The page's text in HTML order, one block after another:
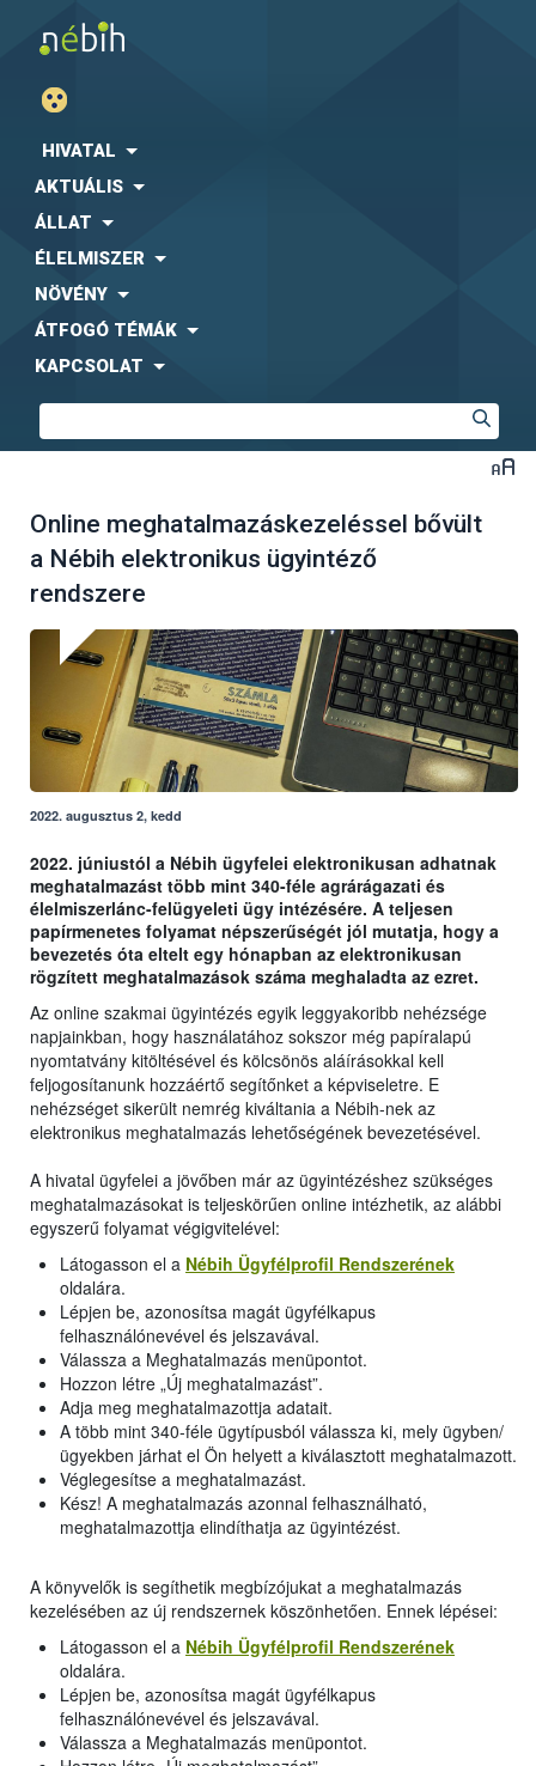
HIVATAL
AKTUÁLIS
ÁLLAT
ÉLELMISZER
NÖVÉNY
ÁTFOGÓ TÉMÁK
KAPCSOLAT
Online meghatalmazáskezeléssel bővült
a Nébih elektronikus ügyintéző
rendszere
2022. augusztus 2, kedd
2022. júniustól a Nébih ügyfelei elektronikusan adhatnak
meghatalmazást több mint 340-féle agrárágazati és
élelmiszerlánc-felügyeleti ügy intézésére. A teljesen
papírmenetes folyamat népszerűségét jól mutatja, hogy a
bevezetés óta eltelt egy hónapban az elektronikusan
rögzített meghatalmazások száma meghaladta az ezret.
Az online szakmai ügyintézés egyik leggyakoribb nehézsége
napjainkban, hogy használatához sokszor még papíralapú
nyomtatvány kitöltésével és kölcsönös aláírásokkal kell
feljogosítanunk hozzáértő segítőnket a képviseletre. E
nehézséget sikerült nemrég kiváltania a Nébih-nek az
elektronikus meghatalmazás lehetőségének bevezetésével.
A hivatal ügyfelei a jövőben már az ügyintézéshez szükséges
meghatalmazásokat is teljeskörűen online intézhetik, az alábbi
egyszerű folyamat végigvitelével:
Látogasson el a Nébih Ügyfélprofil Rendszerének
oldalára.
Lépjen be, azonosítsa magát ügyfélkapus
felhasználónevével és jelszavával.
Válassza a Meghatalmazás menüpontot.
Hozzon létre „Új meghatalmazást”.
Adja meg meghatalmazottja adatait.
A több mint 340-féle ügytípusból válassza ki, mely ügyben/
ügyekben járhat el Ön helyett a kiválasztott meghatalmazott.
Véglegesítse a meghatalmazást.
Kész! A meghatalmazás azonnal felhasználható,
meghatalmazottja elindíthatja az ügyintézést.
A könyvelők is segíthetik megbízójukat a meghatalmazás
kezelésében az új rendszernek köszönhetően. Ennek lépései:
Látogasson el a Nébih Ügyfélprofil Rendszerének
oldalára.
Lépjen be, azonosítsa magát ügyfélkapus
felhasználónevével és jelszavával.
Válassza a Meghatalmazás menüpontot.